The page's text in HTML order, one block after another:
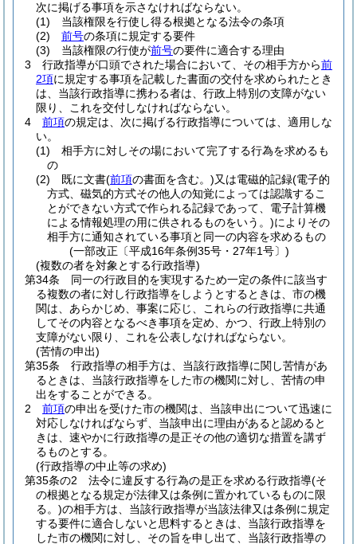
次に掲げる事項を示さなければならない。
(1)
当該権限を行使し得る根拠となる法令の条項
(2)
前号の条項に規定する要件
(3)
当該権限の行使が前号の要件に適合する理由
3
行政指導が口頭でされた場合において、その相手方から前
2項に規定する事項を記載した書面の交付を求められたとき
は、当該行政指導に携わる者は、行政上特別の支障がない
限り、これを交付しなければならない。
4
前項の規定は、次に掲げる行政指導については、適用しな
い。
(1)
相手方に対しその場において完了する行為を求めるも
の
(2)
既に文書(前項の書面を含む。)又は電磁的記録(電子的
方式、磁気的方式その他人の知覚によっては認識するこ
とができない方式で作られる記録であって、電子計算機
による情報処理の用に供されるものをいう。)によりその
相手方に通知されている事項と同一の内容を求めるもの
(一部改正〔平成16年条例35号・27年1号〕)
(複数の者を対象とする行政指導)
第34条
同一の行政目的を実現するため一定の条件に該当す
る複数の者に対し行政指導をしようとするときは、市の機
関は、あらかじめ、事案に応じ、これらの行政指導に共通
してその内容となるべき事項を定め、かつ、行政上特別の
支障がない限り、これを公表しなければならない。
(苦情の申出)
第35条
行政指導の相手方は、当該行政指導に関し苦情があ
るときは、当該行政指導をした市の機関に対し、苦情の申
出をすることができる。
2
前項の申出を受けた市の機関は、当該申出について迅速に
対応しなければならず、当該申出に理由があると認めると
きは、速やかに行政指導の是正その他の適切な措置を講ず
るものとする。
(行政指導の中止等の求め)
第35条の2
法令に違反する行為の是正を求める行政指導(そ
の根拠となる規定が法律又は条例に置かれているものに限
る。)の相手方は、当該行政指導が当該法律又は条例に規定
する要件に適合しないと思料するときは、当該行政指導を
した市の機関に対し、その旨を申し出て、当該行政指導の